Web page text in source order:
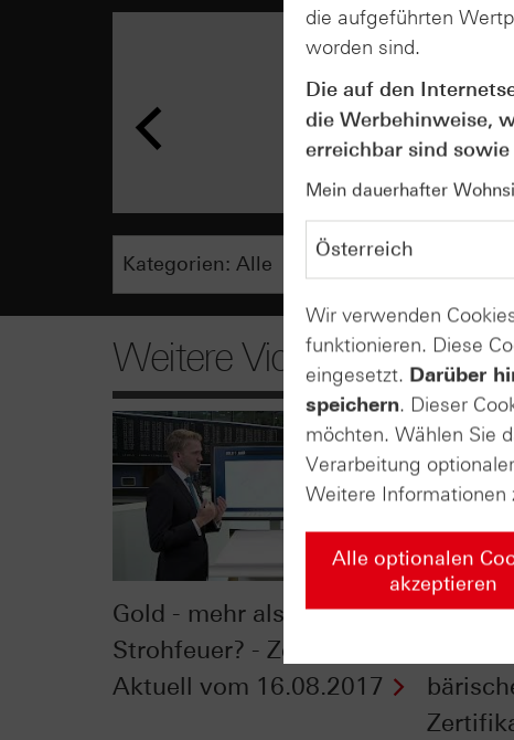
Weitere Videos
Gold - mehr als ein
Strohfeuer? - Zertifikate
Aktuell vom 16.08.2017
USA:
die aufgeführten
worden sind.
Die auf den
die Werbehinweise,
erreichbar sind sowie
Mein dauerhafter
Wir verwenden
funktionieren. Diese
eingesetzt. Darüber
speichern. Dieser
möchten. Wählen Sie
Verarbeitung
Weitere Informationen
Alle optionalen
akzeptieren